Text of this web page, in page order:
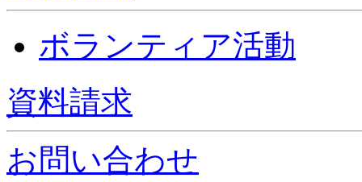
ボランティア活動
資料請求
お問い合わせ